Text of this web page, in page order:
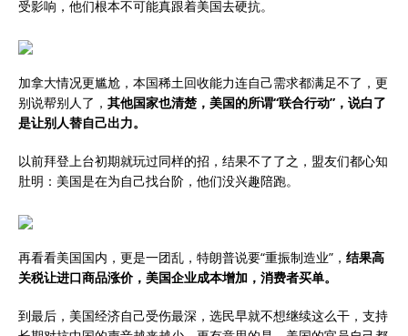
受影响，他们根本不可能真跟着美国去硬抗。
加拿大情况更尴尬，本国稀土回收能力连自己需求都满足不了，更
别说帮别人了， 其他国家也清楚，美国的所谓“联合行动”，说白了
是让别人替自己出力。
以前拜登上台初期就玩过同样的招，结果不了了之，盟友们都心知
肚明：美国是在为自己找台阶，他们没兴趣陪跑。
再看看美国国内，更是一团乱，特朗普说要“重振制造业”， 结果高
关税让进口商品涨价，美国企业成本增加，消费者买单。
到最后，美国经济自己受伤最深，选民早就不想继续这么干，支持